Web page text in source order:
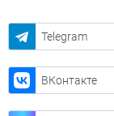
Telegram
ВКонтакте